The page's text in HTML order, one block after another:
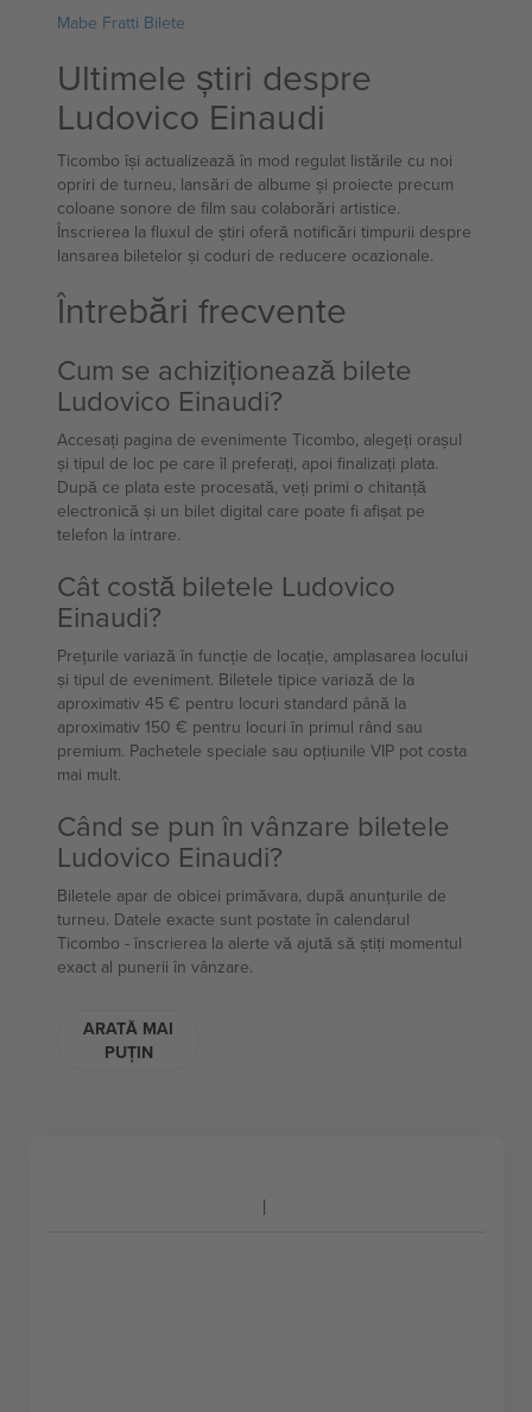
Mabe Fratti Bilete
Ultimele știri despre
Ludovico Einaudi
Ticombo își actualizează în mod regulat listările cu noi
opriri de turneu, lansări de albume și proiecte precum
coloane sonore de film sau colaborări artistice.
Înscrierea la fluxul de știri oferă notificări timpurii despre
lansarea biletelor și coduri de reducere ocazionale.
Întrebări frecvente
Cum se achiziționează bilete
Ludovico Einaudi?
Accesați pagina de evenimente Ticombo, alegeți orașul
și tipul de loc pe care îl preferați, apoi finalizați plata.
După ce plata este procesată, veți primi o chitanță
electronică și un bilet digital care poate fi afișat pe
telefon la intrare.
Cât costă biletele Ludovico
Einaudi?
Prețurile variază în funcție de locație, amplasarea locului
și tipul de eveniment. Biletele tipice variază de la
aproximativ 45 € pentru locuri standard până la
aproximativ 150 € pentru locuri în primul rând sau
premium. Pachetele speciale sau opțiunile VIP pot costa
mai mult.
Când se pun în vânzare biletele
Ludovico Einaudi?
Biletele apar de obicei primăvara, după anunțurile de
turneu. Datele exacte sunt postate în calendarul
Ticombo - înscrierea la alerte vă ajută să știți momentul
exact al punerii în vânzare.
ARATĂ MAI
PUȚIN